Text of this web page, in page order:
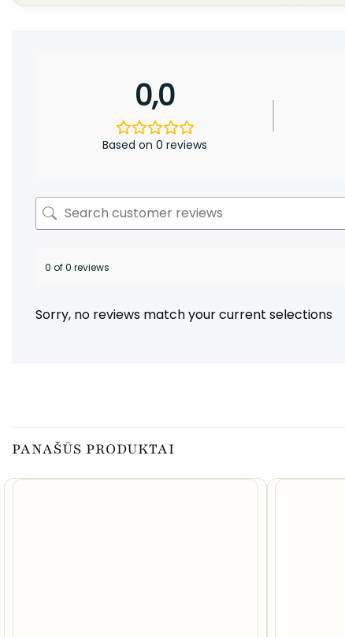
0,0
Based on 0 reviews
0 of 0 reviews
Sorry, no reviews match your current selections
PANAŠŪS PRODUKTAI